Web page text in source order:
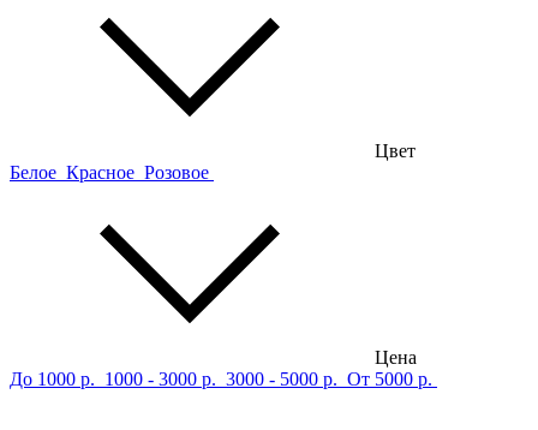
Цвет
Белое Красное Розовое
Цена
До 1000 р. 1000 - 3000 р. 3000 - 5000 р. От 5000 р.